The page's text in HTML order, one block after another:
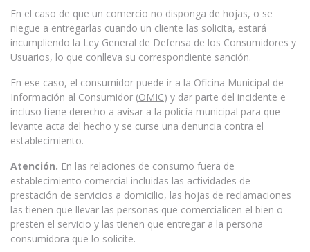
En el caso de que un comercio no disponga de hojas, o se
niegue a entregarlas cuando un cliente las solicita, estará
incumpliendo la Ley General de Defensa de los Consumidores y
Usuarios, lo que conlleva su correspondiente sanción.
En ese caso, el consumidor puede ir a la Oficina Municipal de
Información al Consumidor (OMIC) y dar parte del incidente e
incluso tiene derecho a avisar a la policía municipal para que
levante acta del hecho y se curse una denuncia contra el
establecimiento.
Atención. En las relaciones de consumo fuera de
establecimiento comercial incluidas las actividades de
prestación de servicios a domicilio, las hojas de reclamaciones
las tienen que llevar las personas que comercialicen el bien o
presten el servicio y las tienen que entregar a la persona
consumidora que lo solicite.